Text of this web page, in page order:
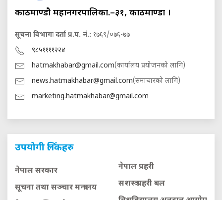
काठमाण्डौ महानगरपालिका.–३१, काठमाण्डौं ।
सूचना विभागः दर्ता प्र.प. नं.: १७६९/०७६-७७
९८५११११२२४
hatmakhabar@gmail.com(कार्यालय प्रयोजनको लागि)
news.hatmakhabar@gmail.com(समाचारको लागि)
marketing.hatmakhabar@gmail.com
उपयोगी लिंकहरु
नेपाल सरकार
सूचना तथा सञ्चार मन्त्रालय
नेपाल प्रहरी
सशस्त्र प्रहरी बल